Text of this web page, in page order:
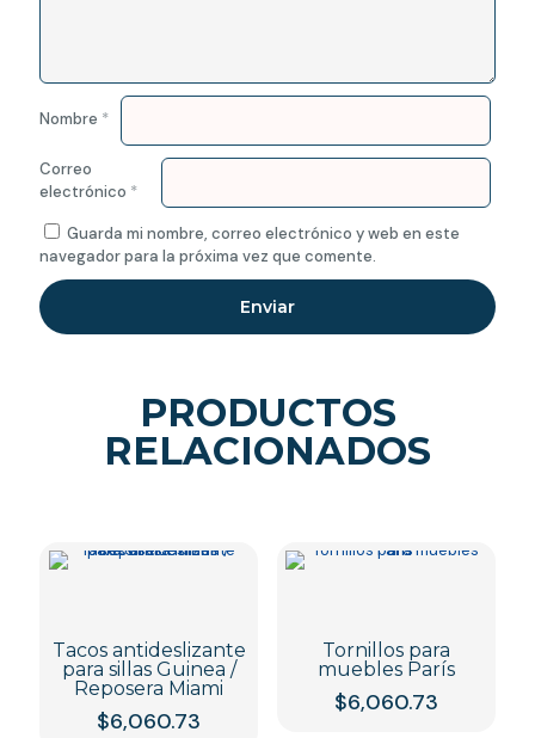
Nombre *
Correo
electrónico *
Guarda mi nombre, correo electrónico y web en este
navegador para la próxima vez que comente.
PRODUCTOS
RELACIONADOS
Tacos antideslizante
para sillas Guinea /
Reposera Miami
$6,060.73
Tornillos para
muebles París
$6,060.73